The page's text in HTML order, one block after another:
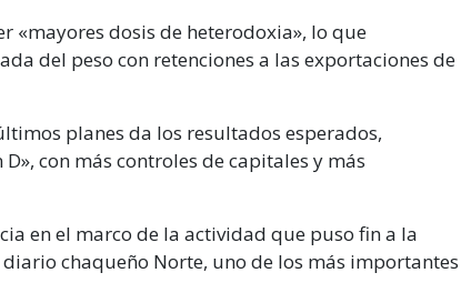
«mayores dosis de heterodoxia», lo que
del peso con retenciones a las exportaciones de
planes da los resultados esperados,
con más controles de capitales y más
en el marco de la actividad que puso fin a la
chaqueño Norte, uno de los más importantes